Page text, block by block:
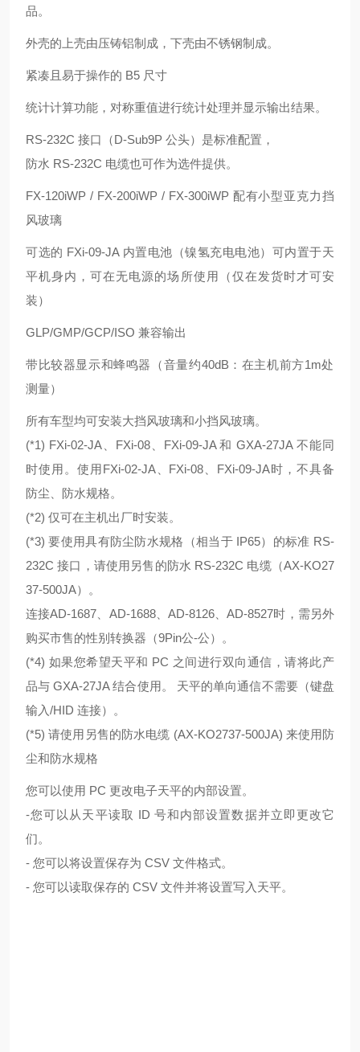
品。
外壳的上壳由压铸铝制成，下壳由不锈钢制成。
紧凑且易于操作的 B5 尺寸
统计计算功能，对称重值进行统计处理并显示输出结果。
RS-232C 接口（D-Sub9P 公头）是标准配置，
防水 RS-232C 电缆也可作为选件提供。
FX-120iWP / FX-200iWP / FX-300iWP 配有小型亚克力挡
风玻璃
可选的 FXi-09-JA 内置电池（镍氢充电电池）可内置于天
平机身内，可在无电源的场所使用（仅在发货时才可安
装）
GLP/GMP/GCP/ISO 兼容输出
带比较器显示和蜂鸣器（音量约40dB：在主机前方1m处
测量）
所有车型均可安装大挡风玻璃和小挡风玻璃。
(*1) FXi-02-JA、FXi-08、FXi-09-JA 和 GXA-27JA 不能同
时使用。使用FXi-02-JA、FXi-08、FXi-09-JA时，不具备
防尘、防水规格。
(*2) 仅可在主机出厂时安装。
(*3) 要使用具有防尘防水规格（相当于 IP65）的标准 RS-
232C 接口，请使用另售的防水 RS-232C 电缆（AX-KO27
37-500JA）。
连接AD-1687、AD-1688、AD-8126、AD-8527时，需另外
购买市售的性别转换器（9Pin公-公）。
(*4) 如果您希望天平和 PC 之间进行双向通信，请将此产
品与 GXA-27JA 结合使用。 天平的单向通信不需要（键盘
输入/HID 连接）。
(*5) 请使用另售的防水电缆 (AX-KO2737-500JA) 来使用防
尘和防水规格
您可以使用 PC 更改电子天平的内部设置。
-您可以从天平读取 ID 号和内部设置数据并立即更改它
们。
- 您可以将设置保存为 CSV 文件格式。
- 您可以读取保存的 CSV 文件并将设置写入天平。